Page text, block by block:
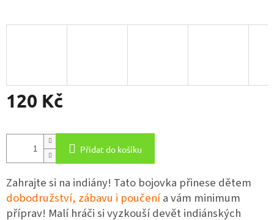
120 Kč
cena:
Přidat do košíku
Zahrajte si na indiány! Tato bojovka přinese dětem
dobodružství, zábavu i poučenía vám minimum
příprav! Malí hráči si vyzkouší devět indiánských